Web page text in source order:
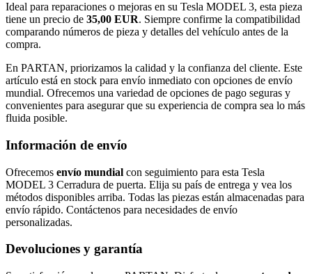
Ideal para reparaciones o mejoras en su Tesla MODEL 3, esta pieza
tiene un precio de 35,00 EUR. Siempre confirme la compatibilidad
comparando números de pieza y detalles del vehículo antes de la
compra.
En PARTAN, priorizamos la calidad y la confianza del cliente. Este
artículo está en stock para envío inmediato con opciones de envío
mundial. Ofrecemos una variedad de opciones de pago seguras y
convenientes para asegurar que su experiencia de compra sea lo más
fluida posible.
Información de envío
Ofrecemos envío mundial con seguimiento para esta Tesla
MODEL 3 Cerradura de puerta. Elija su país de entrega y vea los
métodos disponibles arriba. Todas las piezas están almacenadas para
envío rápido. Contáctenos para necesidades de envío
personalizadas.
Devoluciones y garantía